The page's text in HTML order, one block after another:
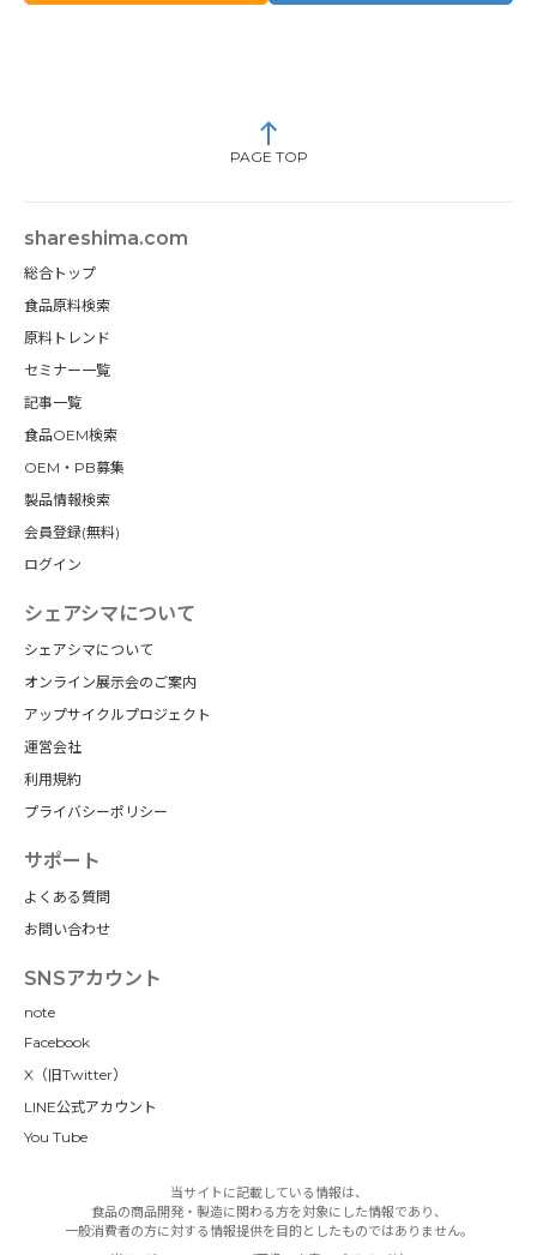
PAGE TOP
shareshima.com
総合トップ
食品原料検索
原料トレンド
セミナー一覧
記事一覧
食品OEM検索
OEM・PB募集
製品情報検索
会員登録(無料)
ログイン
シェアシマについて
シェアシマについて
オンライン展示会のご案内
アップサイクルプロジェクト
運営会社
利用規約
プライバシーポリシー
サポート
よくある質問
お問い合わせ
SNSアカウント
note
Facebook
X（旧Twitter）
LINE公式アカウント
You Tube
当サイトに記載している情報は、
食品の商品開発・製造に関わる方を対象にした情報であり、
一般消費者の方に対する情報提供を目的としたものではありません。